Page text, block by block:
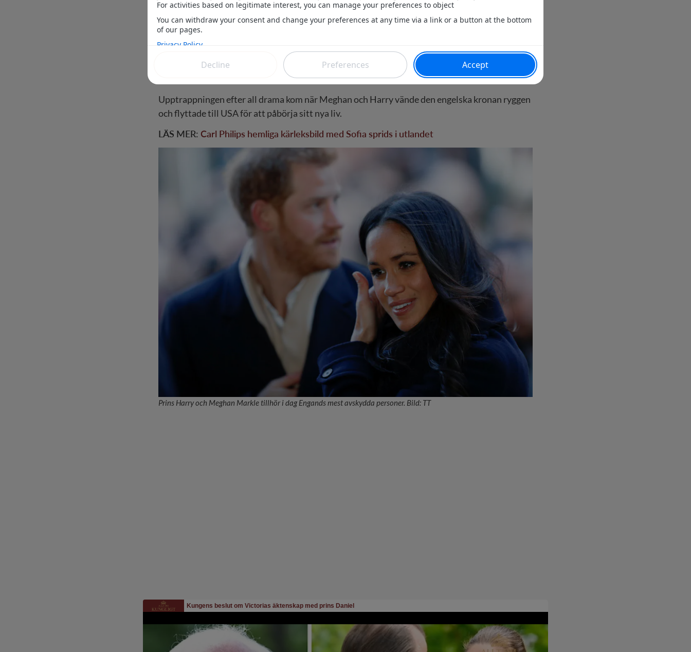
Bland andra prinsWilliam, 40, upptäckte tidigt att Meghan hade svårt att anpassa sig till det
nya livet vid Buckingham Palace.
Bland annat rapporteras det hur Meghan behandlade hovets personal illa och hur hon styrde
och ställde med alla som kom i hennes väg, inklusive prinsessan Kate
, 41, som hon fick att börja
Upptrappningen efter all drama kom när Meghan och Harry vände den engelska kronan ryggen
och flyttade till USA för att påbörja sitt nya liv.
LÄS MER: Carl Philips hemliga kärleksbild med Sofia sprids i utlandet
Prins Harry och Meghan Markle tillhör i dag Engands mest avskydda personer. Bild: TT